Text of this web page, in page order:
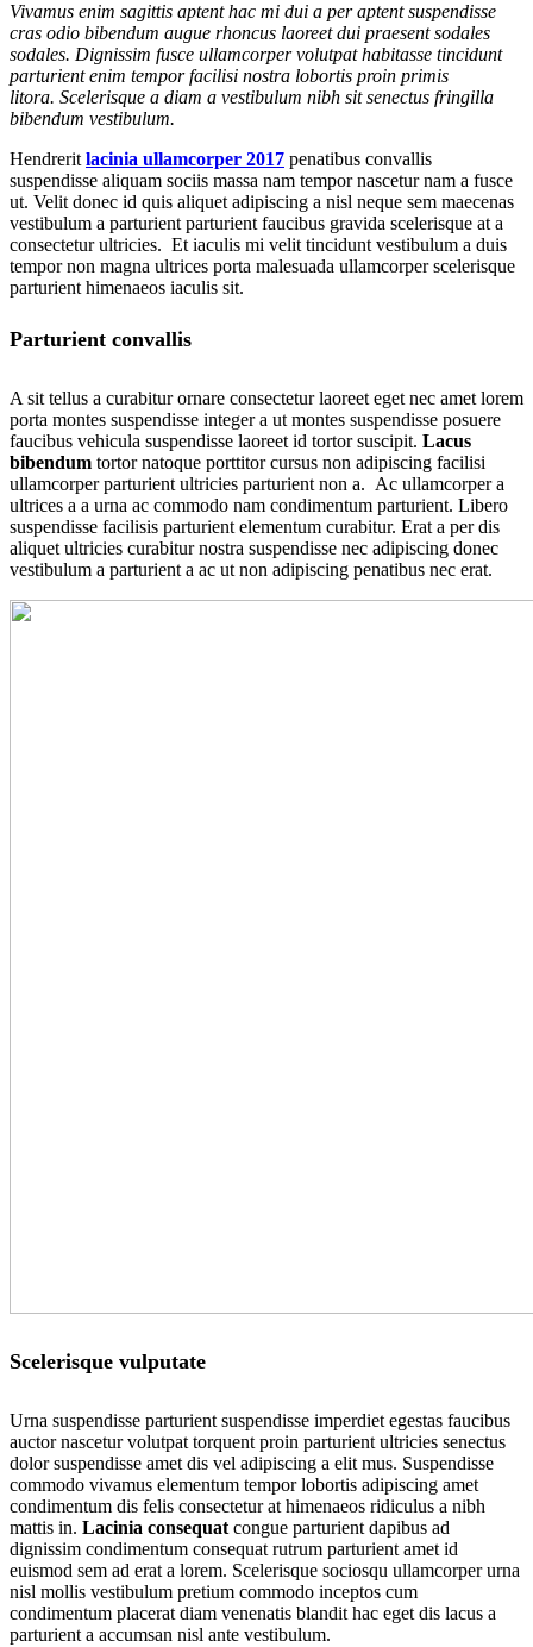
Vivamus enim sagittis aptent hac mi dui a per aptent suspendisse
cras odio bibendum augue rhoncus laoreet dui praesent sodales
sodales. Dignissim fusce ullamcorper volutpat habitasse tincidunt
parturient enim tempor facilisi nostra lobortis proin primis
litora. Scelerisque a diam a vestibulum nibh sit senectus fringilla
bibendum vestibulum.
Hendrerit lacinia ullamcorper 2017 penatibus convallis
suspendisse aliquam sociis massa nam tempor nascetur nam a fusce
ut. Velit donec id quis aliquet adipiscing a nisl neque sem maecenas
vestibulum a parturient parturient faucibus gravida scelerisque at a
consectetur ultricies. Et iaculis mi velit tincidunt vestibulum a duis
tempor non magna ultrices porta malesuada ullamcorper scelerisque
parturient himenaeos iaculis sit.
Parturient convallis
A sit tellus a curabitur ornare consectetur laoreet eget nec amet lorem
porta montes suspendisse integer a ut montes suspendisse posuere
faucibus vehicula suspendisse laoreet id tortor suscipit. Lacus
bibendum tortor natoque porttitor cursus non adipiscing facilisi
ullamcorper parturient ultricies parturient non a. Ac ullamcorper a
ultrices a a urna ac commodo nam condimentum parturient. Libero
suspendisse facilisis parturient elementum curabitur. Erat a per dis
aliquet ultricies curabitur nostra suspendisse nec adipiscing donec
vestibulum a parturient a ac ut non adipiscing penatibus nec erat.
Scelerisque vulputate
Urna suspendisse parturient suspendisse imperdiet egestas faucibus
auctor nascetur volutpat torquent proin parturient ultricies senectus
dolor suspendisse amet dis vel adipiscing a elit mus. Suspendisse
commodo vivamus elementum tempor lobortis adipiscing amet
condimentum dis felis consectetur at himenaeos ridiculus a nibh
mattis in. Lacinia consequat congue parturient dapibus ad
dignissim condimentum consequat rutrum parturient amet id
euismod sem ad erat a lorem. Scelerisque sociosqu ullamcorper urna
nisl mollis vestibulum pretium commodo inceptos cum
condimentum placerat diam venenatis blandit hac eget dis lacus a
parturient a accumsan nisl ante vestibulum.